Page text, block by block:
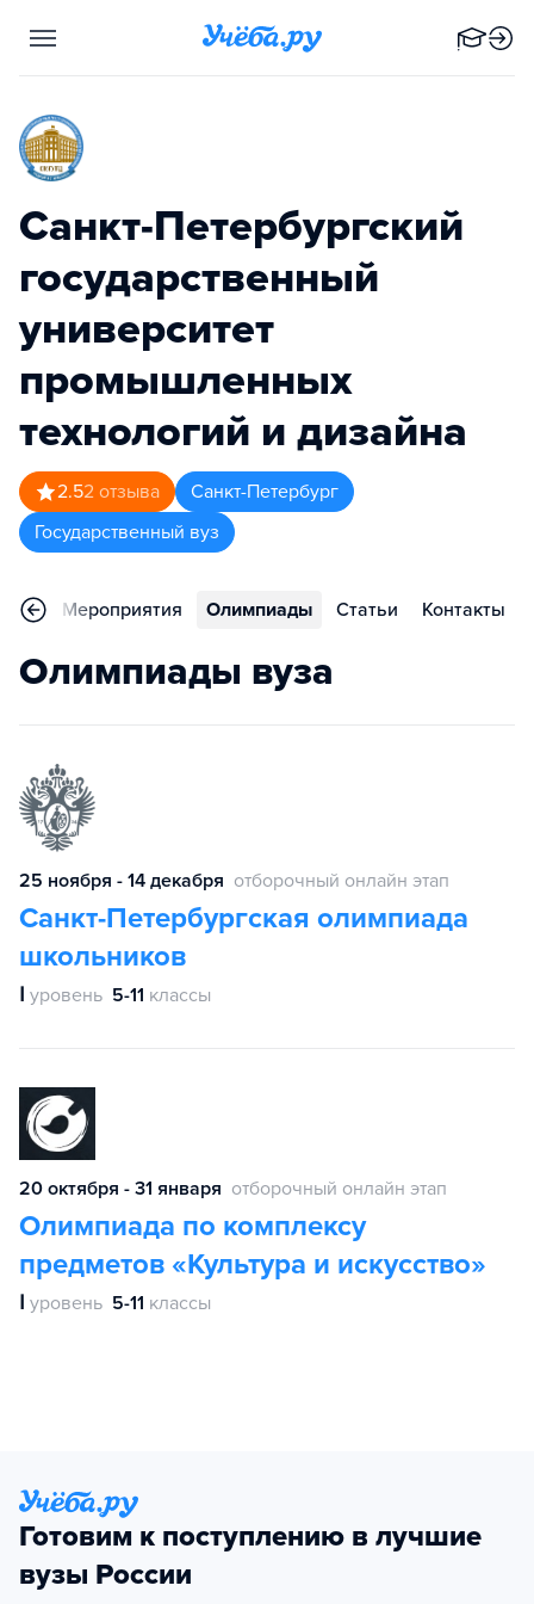
Санкт-Петербургский
государственный
университет
промышленных
технологий и дизайна
2.52 отзыва
Санкт-Петербург
Государственный вуз
Мероприятия Олимпиады Статьи Контакты
Олимпиады вуза
25 ноября - 14 декабря отборочный онлайн этап
Санкт-Петербургская олимпиада
школьников
Ⅰ уровень 5-11 классы
20 октября - 31 января отборочный онлайн этап
Олимпиада по комплексу
предметов «Культура и искусство»
Ⅰ уровень 5-11 классы
Готовим к поступлению в лучшие
вузы России